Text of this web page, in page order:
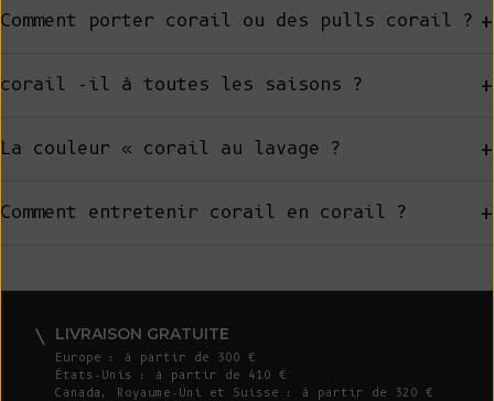
Comment porter corail ou des pulls corail ? +
corail -il à toutes les saisons ? +
La couleur « corail au lavage ? +
Comment entretenir corail en corail ? +
LIVRAISON GRATUITE
Europe : à partir de 300 €
États-Unis : à partir de 410 €
Canada, Royaume-Uni et Suisse : à partir de 320 €